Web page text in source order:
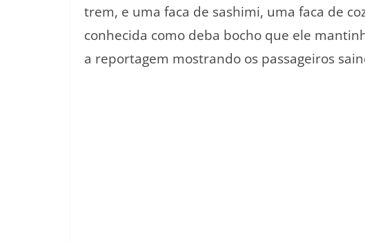
trem, e uma faca de sashimi, uma faca de
conhecida como deba bocho que ele
a reportagem mostrando os passageiros